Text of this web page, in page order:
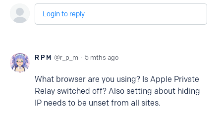
Login to reply
R P M r_p_m 5 mths ago
What browser are you using? Is Apple Private
Relay switched off? Also setting about hiding
IP needs to be unset from all sites.